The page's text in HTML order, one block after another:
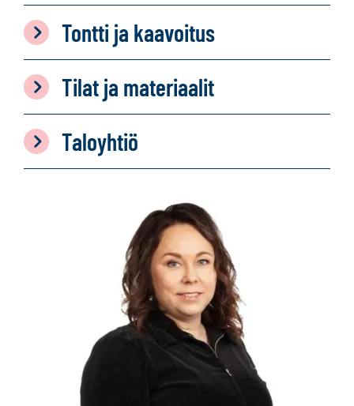
Tontti ja kaavoitus
Tilat ja materiaalit
Taloyhtiö